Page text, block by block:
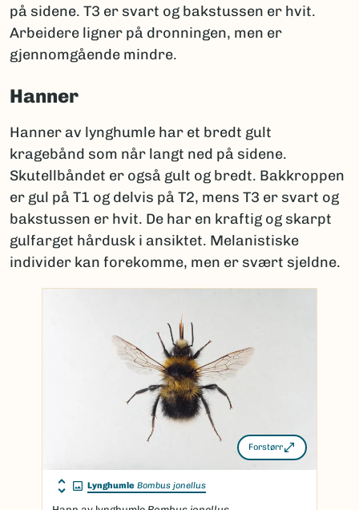
på sidene. T3 er svart og bakstussen er hvit.
Arbeidere ligner på dronningen, men er
gjennomgående mindre.
Hanner
Hanner av lynghumle har et bredt gult
kragebånd som når langt ned på sidene.
Skutellbåndet er også gult og bredt. Bakkroppen
er gul på T1 og delvis på T2, mens T3 er svart og
bakstussen er hvit. De har en kraftig og skarpt
gulfarget hårdusk i ansiktet. Melanistiske
individer kan forekomme, men er svært sjeldne.
Forstørr
Lynghumle Bombus jonellus